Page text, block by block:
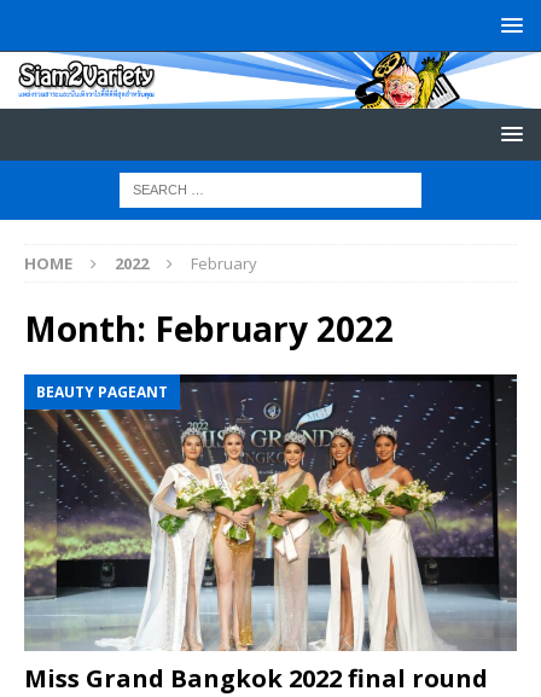
HOME 2022 February
Month: February 2022
BEAUTY PAGEANT
Miss Grand Bangkok 2022 final round